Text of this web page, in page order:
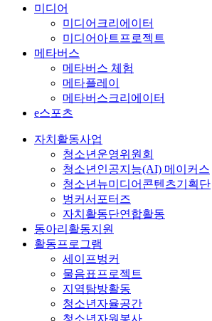
미디어
미디어크리에이터
미디어아트프로젝트
메타버스
메타버스 체험
메타플레이
메타버스크리에이터
e스포츠
자치활동사업
청소년운영위원회
청소년인공지능(AI) 메이커스
청소년뉴미디어콘텐츠기획단
벙커서포터즈
자치활동단연합활동
동아리활동지원
활동프로그램
세이프벙커
물음표프로젝트
지역탐방활동
청소년자율공간
청소년자원봉사